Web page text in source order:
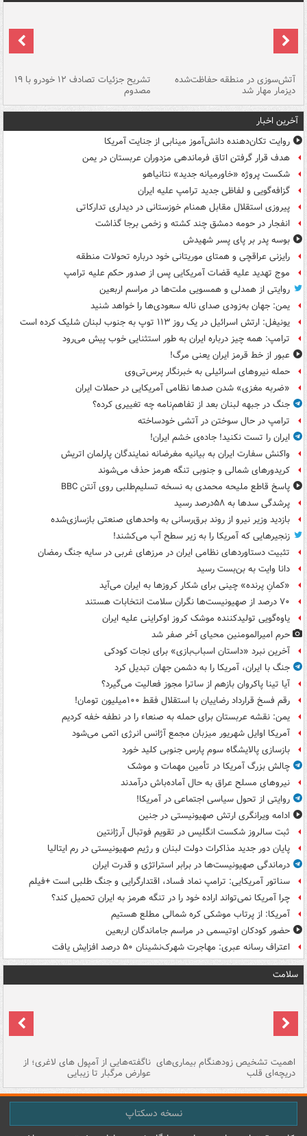
آتش‌سوزی در منطقه حفاظت‌شده
دیزمار مهار شد
تشریح جزئیات تصادف ۱۲ خودرو با ۱۹
مصدوم
آخرین اخبار
روایت تکان‌دهنده دانش‌آموز مینابی از جنایت آمریکا
هدف قرار گرفتن اتاق‌ فرماندهی مزدوران عربستان در یمن
شکست پروژه «خاورمیانه جدید» نتانیاهو
گزافه‌گویی و لفاظی جدید ترامپ علیه ایران
پیروزی استقلال مقابل همنام خوزستانی در دیداری تدارکاتی
انفجار در حومه دمشق چند کشته و زخمی برجا گذاشت
بوسه‌ پدر بر پای پسر شهیدش
رایزنی عراقچی و همتای موریتانی خود درباره تحولات منطقه
موج تهدید علیه قضات آمریکایی پس از صدور حکم علیه ترامپ
روایتی از همدلی و همسویی ملت‌ها در مراسم اربعین
یمن: جهان به‌زودی صدای ناله سعودی‌ها را خواهد شنید
یونیفل: ارتش اسرائیل در یک روز ۱۱۳ توپ به جنوب لبنان شلیک کرده است
ترامپ: همه چیز درباره ایران به طور استثنایی خوب پیش می‌رود
عبور از خط قرمز ایران یعنی مرگ!
حمله نیروهای اسرائیلی به خبرنگار پرس‌تی‌وی
«ضربه مغزی» شدن صدها نظامی آمریکایی در حملات ایران
جنگ در جبهه لبنان بعد از تفاهم‌نامه چه تغییری کرده؟
ترامپ در حال سوختن در آتشی خودساخته
ایران را تست نکنید! جاده‌ی خشم ایران!
واکنش سفارت ایران به بیانیه مغرضانه نمایندگان پارلمان اتریش
کریدورهای شمالی و جنوبی تنگه هرمز حذف می‌شوند
پاسخ قاطع ملیحه محمدی به نسخه تسلیم‌طلبی روی آنتن BBC
پرشدگی سدها به ۵۸درصد رسید
بازدید وزیر نیرو از روند برق‌رسانی به واحدهای صنعتی بازسازی‌شده
زنجیرهایی که آمریکا را به زیر سطح آب می‌کشند!
تثبیت دستاوردهای نظامی ایران در مرزهای غربی در سایه جنگ رمضان
دانا وایت به بن‌بست رسید
«کمانِ پرنده» چینی برای شکار کروزها به ایران می‌آید
۷۰ درصد از صهیونیست‌ها نگران سلامت انتخابات هستند
یاوه‌گویی تولیدکننده موشک کروز اوکراینی علیه ایران
حرم امیرالمومنین محیای آخر صفر شد
آخرین نبرد «داستان اسباب‌بازی» برای نجات کودکی
جنگ با ایران، آمریکا را به دشمن جهان تبدیل کرد
آیا تینا پاکروان بازهم از ساترا مجوز فعالیت می‌گیرد؟
رقم فسخ قرارداد رضاییان با استقلال فقط ۱۰۰میلیون تومان!
یمن: نقشه عربستان برای حمله به صنعاء را در نطفه خفه کردیم
آمریکا اوایل شهریور میزبان مجمع آژانس انرژی اتمی می‌شود
بازسازی پالایشگاه سوم پارس جنوبی کلید خورد
چالش بزرگ آمریکا در تأمین مهمات و موشک
نیروهای مسلح عراق به حال آماده‌باش درآمدند
روایتی از تحول سیاسی اجتماعی در آمریکا!
ادامه ویرانگری ارتش صهیونیستی در جنین
ثبت سالروز شکست انگلیس در تقویم فوتبال آرژانتین
پایان دور جدید مذاکرات دولت لبنان و رژیم صهیونیستی در رم ایتالیا
درماندگی صهیونیست‌ها در برابر استراتژی و قدرت ایران
سناتور آمریکایی: ترامپ نماد فساد، اقتدارگرایی و جنگ طلبی است +فیلم
چرا آمریکا نمی‌تواند اراده خود را در تنگه هرمز به ایران تحمیل کند؟
آمریکا: از پرتاب موشکی کره شمالی مطلع هستیم
حضور کودکان اوتیسمی در مراسم جاماندگان اربعین
اعتراف رسانه عبری: مهاجرت شهرک‌نشینان ۵۰ درصد افزایش یافت
سلامت
اهمیت تشخیص زودهنگام بیماری‌های
دریچه‌ای قلب
ناگفته‌هایی از آمپول های لاغری؛ از
عوارض مرگبار تا زیبایی
نسخه دسکتاپ